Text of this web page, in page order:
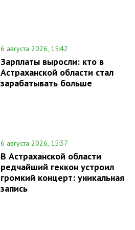
6 августа 2026, 15:42
Зарплаты выросли: кто в
Астраханской области стал
зарабатывать больше
6 августа 2026, 15:37
В Астраханской области
редчайший геккон устроил
громкий концерт: уникальная
запись